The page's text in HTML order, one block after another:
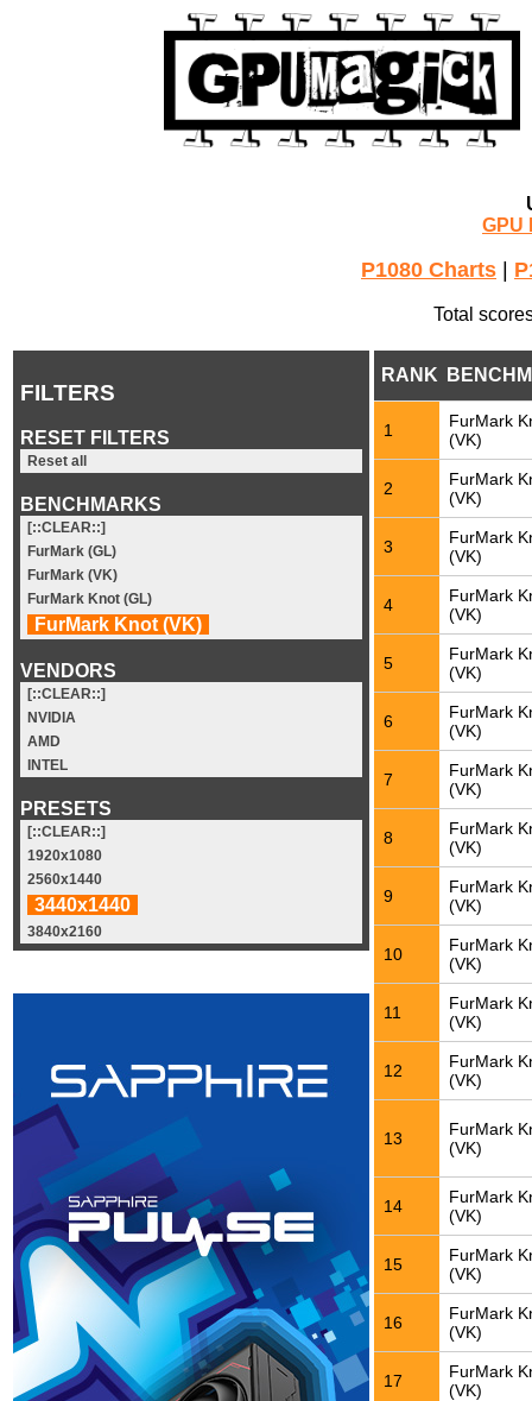
GPU
P1080 Charts
Total
FILTERS
RESET FILTERS
Reset all
BENCHMARKS
[::CLEAR::]
FurMark (GL)
FurMark (VK)
FurMark Knot (GL)
FurMark Knot (VK)
VENDORS
[::CLEAR::]
NVIDIA
AMD
INTEL
PRESETS
[::CLEAR::]
1920x1080
2560x1440
3440x1440
3840x2160
RANK
1
FurMark
(VK)
2
FurMark
(VK)
3
FurMark
(VK)
4
FurMark
(VK)
5
FurMark
(VK)
6
FurMark
(VK)
7
FurMark
(VK)
8
FurMark
(VK)
9
FurMark
(VK)
10
FurMark
(VK)
11
FurMark
(VK)
12
FurMark
(VK)
13
FurMark
(VK)
14
FurMark
(VK)
15
FurMark
(VK)
16
FurMark
(VK)
17
FurMark
(VK)